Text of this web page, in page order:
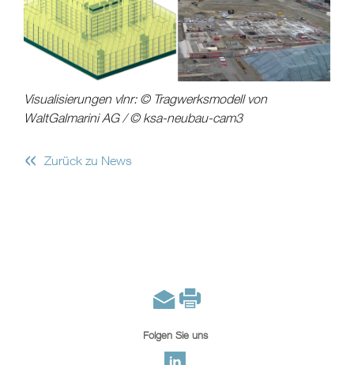
Visualisierungen vlnr: © Tragwerksmodell von
WaltGalmarini AG / © ksa-neubau-cam3
« Zurück zu News
Folgen Sie uns